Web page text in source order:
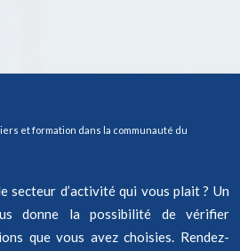
et formation dans la communauté du
secteur d’activité qui vous plait ? Un
donne la possibilité de vérifier
que vous avez choisies. Rendez-